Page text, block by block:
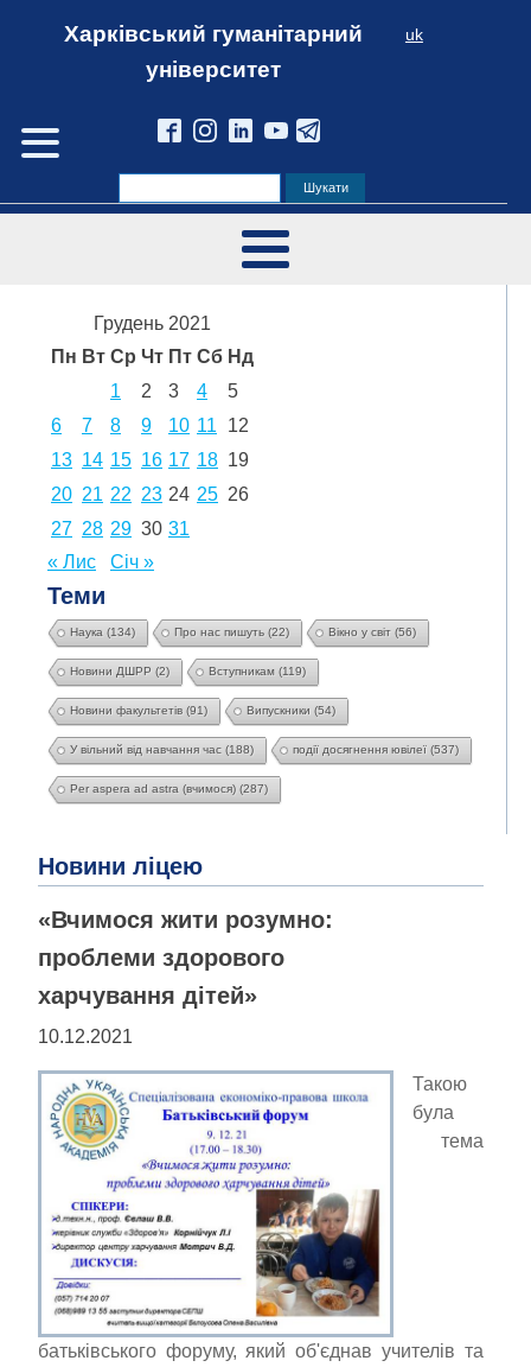
Харківський гуманітарний
університет
uk
Грудень 2021
Пн Вт Ср Чт Пт Сб Нд
1
2 3 4
5
6
7 8 9 10 11
12
13 14 15 16 17 18 19
20 21 22 23 24 25 26
27 28 29 30 31
« Лис
Січ »
Теми
Наука (134) Про нас пишуть (22) Вікно у світ (56)
Новини ДШРР (2) Вступникам (119)
Новини факультетів (91) Випускники (54)
У вільний від навчання час (188) події досягнення ювілеї (537)
Per aspera ad astra (вчимося) (287)
Новини ліцею
«Вчимося жити розумно:
проблеми здорового
харчування дітей»
10.12.2021
Такою
була
тема
батьківського форуму, який об'єднав учителів та